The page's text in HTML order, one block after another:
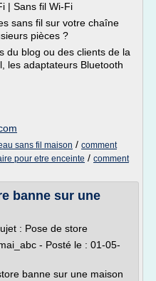
| Sans fil Wi-Fi
sans fil sur votre chaîne
pièces ?
du blog ou des clients de la
les adaptateurs Bluetooth
sans fil maison / comment
pour etre enceinte / comment
banne sur une
: Pose de store
- Posté le : 01-05-
banne sur une maison